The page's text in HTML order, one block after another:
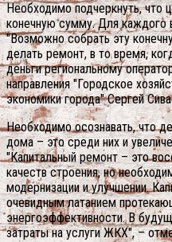
Необходимо подчеркнуть, что
конечную сумму. Для каждого
"Возможно собрать эту
делать ремонт, в то время,
деньги региональному
направления "Городское
экономики города" Сергей
Необходимо осознавать, что
дома – это среди них и
"Капитальный ремонт – это
качеств строения, но
модернизации и улучшении.
очевидным латанием
энергоэффективности. В
затраты на услуги ЖКХ", –